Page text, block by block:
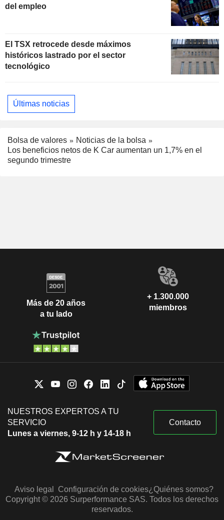
del empleo
El TSX retrocede desde máximos
históricos lastrado por el sector
tecnológico
Últimas noticias
Bolsa de valores
Noticias de la bolsa
Los beneficios netos de K Car aumentan un 1,7% en el
segundo trimestre
Más de 20 años
a tu lado
+ 1.300.000
miembros
NUESTROS EXPERTOS A TU
SERVICIO
Lunes a viernes, 9-12 h y 14-18 h
Contacto
Aviso legal Configuración de cookies¿Quiénes somos?
Copyright © 2026 Surperformance SAS. Todos los derechos
reservados.